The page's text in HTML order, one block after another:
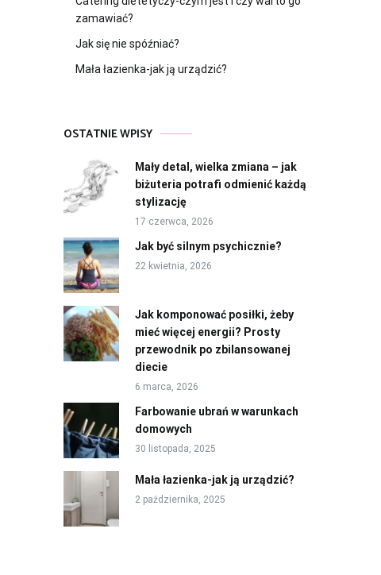
zamawiać?
Jak się nie spóźniać?
Mała łazienka-jak ją urządzić?
OSTATNIE WPISY
Mały detal, wielka zmiana – jak
biżuteria potrafi odmienić każdą
stylizację
17 czerwca, 2026
Jak być silnym psychicznie?
22 kwietnia, 2026
Jak komponować posiłki, żeby
mieć więcej energii? Prosty
przewodnik po zbilansowanej
diecie
6 marca, 2026
Farbowanie ubrań w warunkach
domowych
30 listopada, 2025
Mała łazienka-jak ją urządzić?
2 października, 2025